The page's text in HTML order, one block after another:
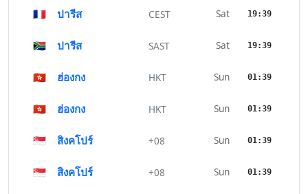
🇫🇷 ปารีส CEST Sat 19:39
🇿🇦 ปารีส SAST Sat 19:39
🇭🇰 ฮ่องกง HKT Sun 01:39
🇭🇰 ฮ่องกง HKT Sun 01:39
🇸🇬 สิงคโปร์ +08 Sun 01:39
🇸🇬 สิงคโปร์ +08 Sun 01:39